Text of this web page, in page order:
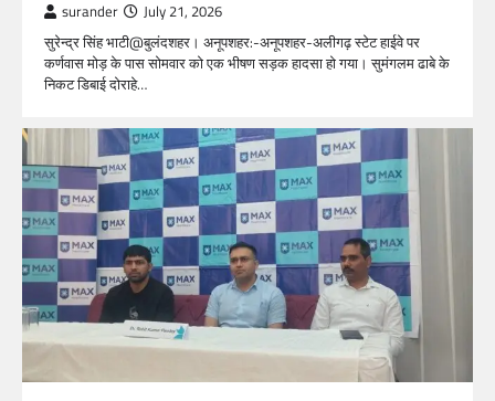
surander July 21, 2026
सुरेन्द्र सिंह भाटी@बुलंदशहर। अनूपशहर:-अनूपशहर-अलीगढ़ स्टेट हाईवे पर
कर्णवास मोड़ के पास सोमवार को एक भीषण सड़क हादसा हो गया। सुमंगलम ढाबे के
निकट डिबाई दोराहे…